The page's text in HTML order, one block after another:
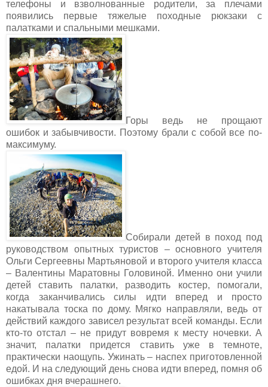
телефоны и взволнованные родители, за плечами
появились первые тяжелые походные рюкзаки с
палатками и спальными мешками.
Горы ведь не прощают
ошибок и забывчивости. Поэтому брали с собой все по-
максимуму.
Собирали детей в поход под
руководством опытных туристов – основного учителя
Ольги Сергеевны Мартьяновой и второго учителя класса
– Валентины Маратовны Головиной. Именно они учили
детей ставить палатки, разводить костер, помогали,
когда заканчивались силы идти вперед и просто
накатывала тоска по дому. Мягко направляли, ведь от
действий каждого зависел результат всей команды. Если
кто-то отстал – не придут вовремя к месту ночевки. А
значит, палатки придется ставить уже в темноте,
практически наощупь. Ужинать – наспех приготовленной
едой. И на следующий день снова идти вперед, помня об
ошибках дня вчерашнего.